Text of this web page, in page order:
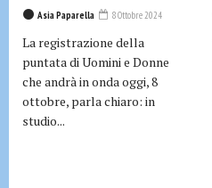
Asia Paparella 8 Ottobre 2024
La registrazione della
puntata di Uomini e Donne
che andrà in onda oggi, 8
ottobre, parla chiaro: in
studio...